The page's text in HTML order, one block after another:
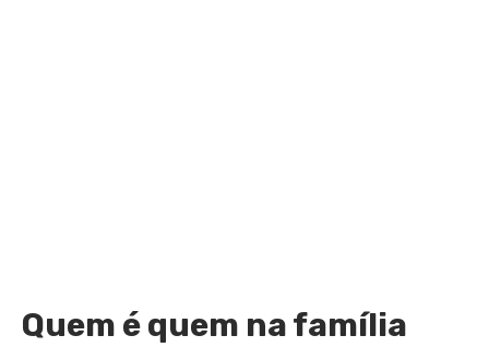
Quem é quem na família